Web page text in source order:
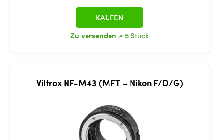
Zu versenden > 5 Stück
KAUFEN
Viltrox NF-M43 (MFT – Nikon F/D/G)